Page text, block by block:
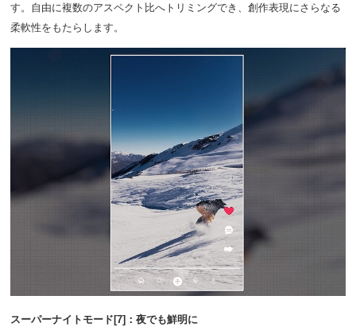
す。自由に複数のアスペクト比へトリミングでき、創作表現にさらなる
柔軟性をもたらします。
スーパーナイトモード[7]：夜でも鮮明に